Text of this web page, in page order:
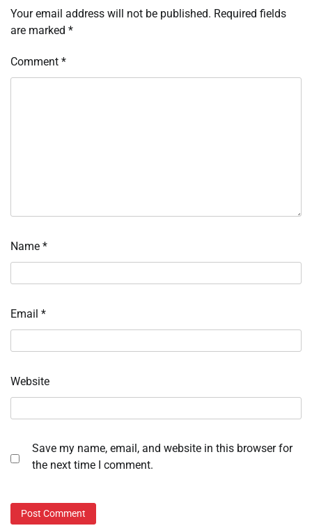
Your email address will not be published. Required fields
are marked *
Comment *
Name *
Email *
Website
Save my name, email, and website in this browser for
the next time I comment.